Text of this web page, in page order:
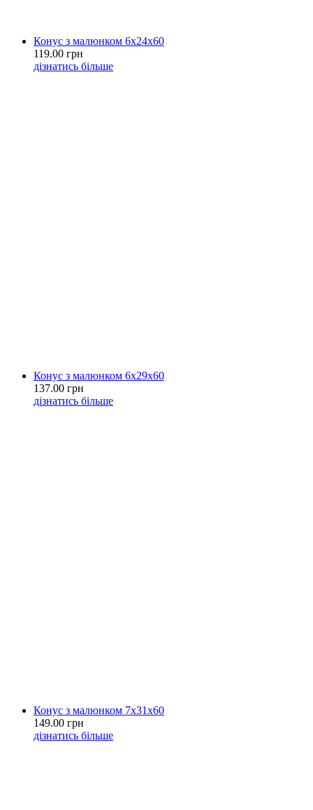
Конус з малюнком 6х24х60
119.00 грн
дізнатись більше
Конус з малюнком 6х29х60
137.00 грн
дізнатись більше
Конус з малюнком 7х31х60
149.00 грн
дізнатись більше